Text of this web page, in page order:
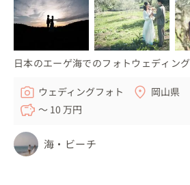
日本のエーゲ海でのフォトウェディング
ウェディングフォト
岡山県
〜 10 万円
海・ビーチ